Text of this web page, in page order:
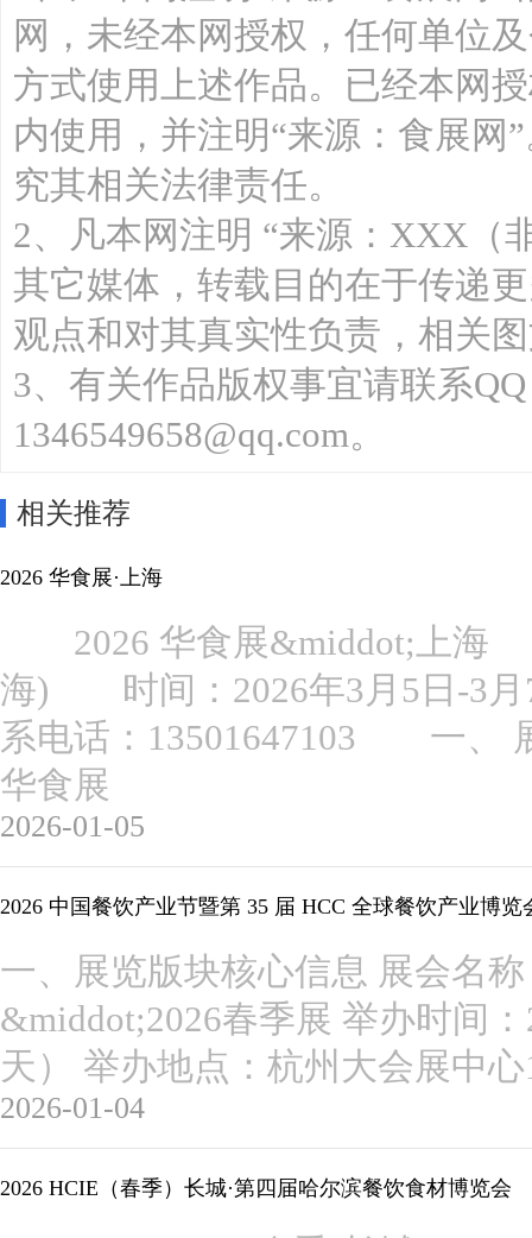
网，未经本网授权，任何单位
方式使用上述作品。已经本网
内使用，并注明“来源：食展网
究其相关法律责任。
2、凡本网注明 “来源：XXX（
其它媒体，转载目的在于传递
观点和对其真实性负责，相关
3、有关作品版权事宜请联系
1346549658@qq.com。
相关推荐
2026 华食展·上海
2026 华食展&middot;上海
海) 时间：2026年3月5日-
系电话：13501647103 一
华食展
2026-01-05
2026 中国餐饮产业节暨第 35 届 HCC 全球餐饮产业博览
一、展览版块核心信息 展会名
&middot;2026春季展 举办时间
天） 举办地点：杭州大会展中
2026-01-04
2026 HCIE（春季）长城·第四届哈尔滨餐饮食材博览会